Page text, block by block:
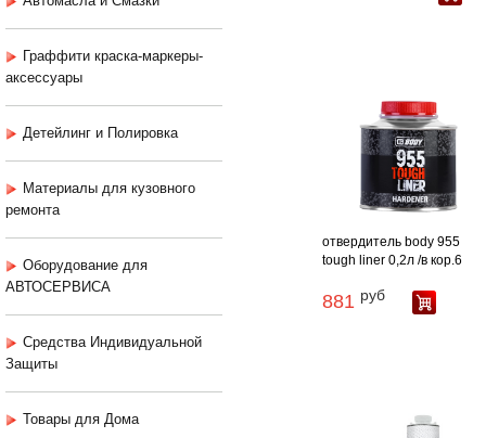
Граффити краска-маркеры-
аксессуары
Детейлинг и Полировка
Материалы для кузовного
ремонта
Оборудование для
АВТОСЕРВИСА
Средства Индивидуальной
Защиты
Товары для Дома
отвердитель body 955
tough liner 0,2л /в кор.6
881 руб